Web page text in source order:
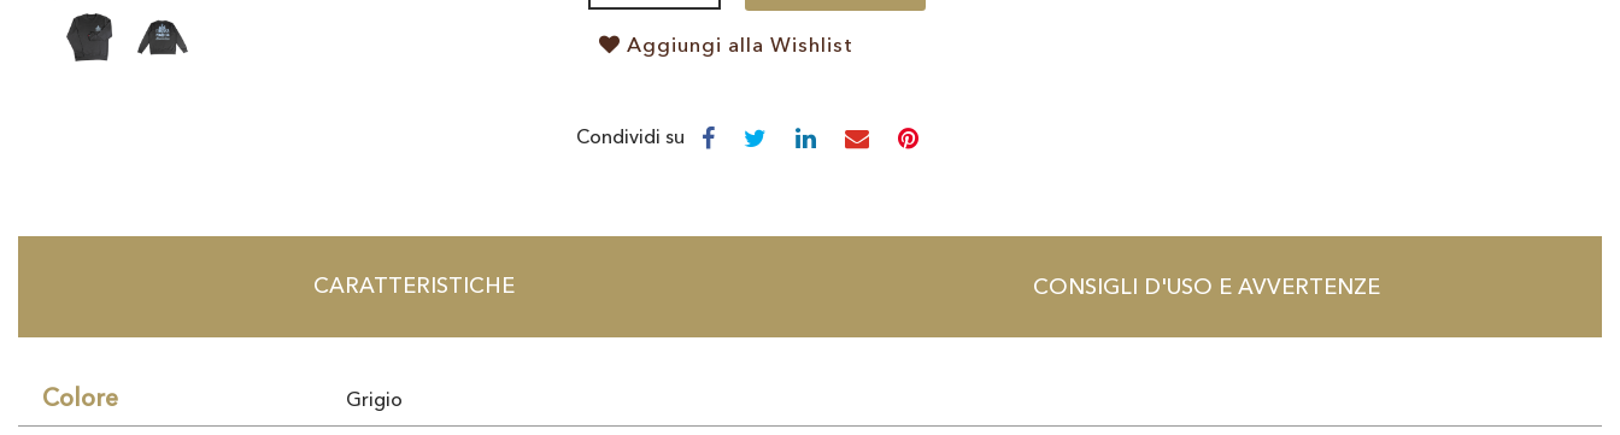
Aggiungi alla Wishlist
Condividi su
CARATTERISTICHE CONSIGLI D'USO E AVVERTENZE
Colore Grigio